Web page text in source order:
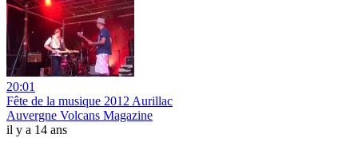
20:01
Fête de la musique 2012 Aurillac
Auvergne Volcans Magazine
il y a 14 ans